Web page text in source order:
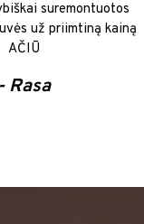
Tikrai vertėjo
gamintojo baldų, puiki
ir kitiems